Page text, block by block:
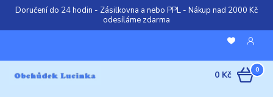
Doručení do 24 hodin - Zásilkovna a nebo PPL - Nákup nad 2000 Kč
odesíláme zdarma
0
0 Kč